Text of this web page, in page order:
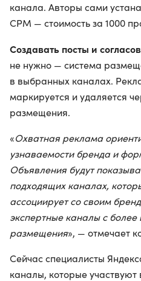
канала. Авторы сами
CPM — стоимость за 1000
Создавать посты и
не нужно — система
в выбранных каналах.
маркируется и удаляется
размещения.
«Охватная реклама
узнаваемости бренда и
Объявления будут
подходящих каналах,
ассоциирует со своим
экспертные каналы с
размещения», — отмечает
Сейчас специалисты
каналы, которые